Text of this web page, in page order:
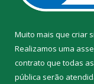
Muito mais que criar
Realizamos uma
contrato que todas
pública serão